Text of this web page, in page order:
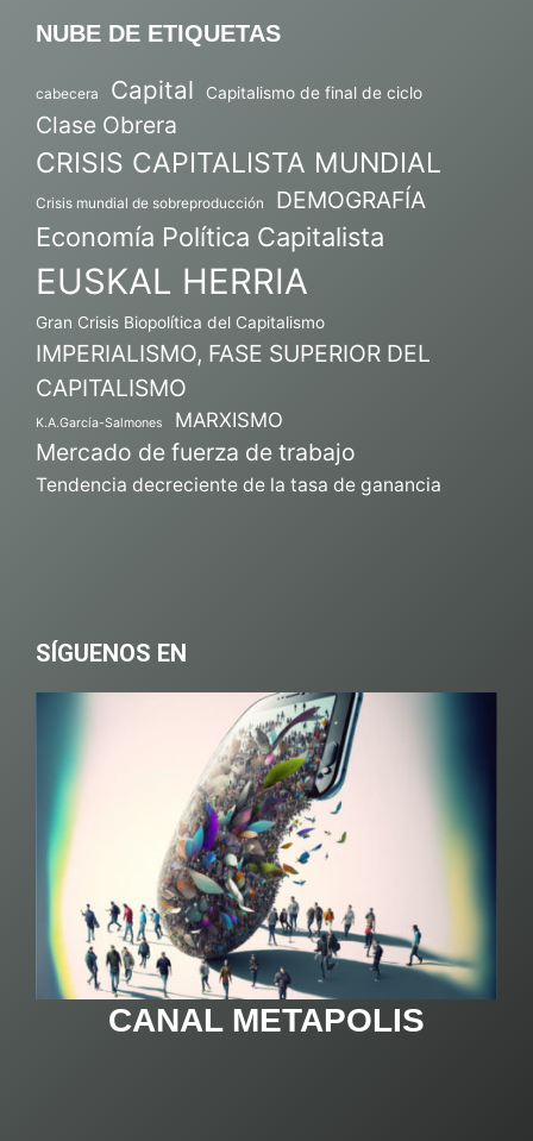
NUBE DE ETIQUETAS
cabecera Capital Capitalismo de final de ciclo
Clase Obrera
CRISIS CAPITALISTA MUNDIAL
Crisis mundial de sobreproducción DEMOGRAFÍA
Economía Política Capitalista
EUSKAL HERRIA
Gran Crisis Biopolítica del Capitalismo
IMPERIALISMO, FASE SUPERIOR DEL
CAPITALISMO
K.A.García-Salmones MARXISMO
Mercado de fuerza de trabajo
Tendencia decreciente de la tasa de ganancia
SÍGUENOS EN
CANAL METAPOLIS